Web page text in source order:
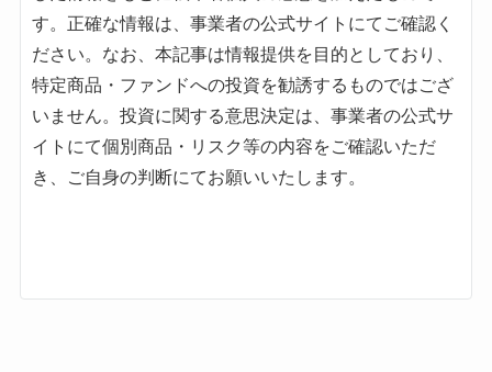
す。正確な情報は、事業者の公式サイトにてご確認く
ださい。なお、本記事は情報提供を目的としており、
特定商品・ファンドへの投資を勧誘するものではござ
いません。投資に関する意思決定は、事業者の公式サ
イトにて個別商品・リスク等の内容をご確認いただ
き、ご自身の判断にてお願いいたします。